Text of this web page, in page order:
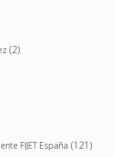
(2)
FIJET España (121)